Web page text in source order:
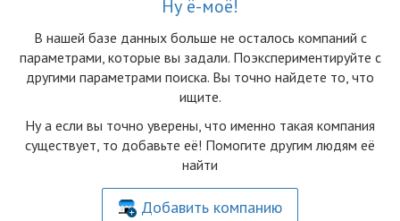
Ну ё-моё!
В нашей базе данных больше не осталоcь компаний с
параметрами, которые вы задали. Поэкспериментируйте с
другими параметрами поиска. Вы точно найдете то, что
ищите.
Ну а если вы точно уверены, что именно такая компания
существует, то добавьте её! Помогите другим людям её
найти
Добавить компанию